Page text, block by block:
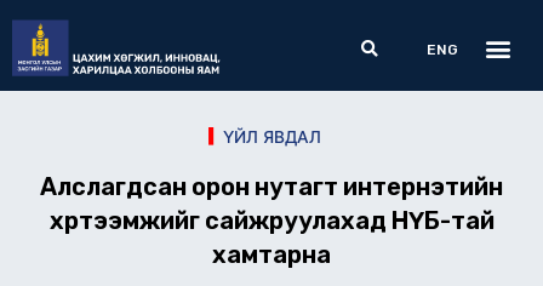
content
Search
ENG
ҮЙЛ ЯВДАЛ
Алслагдсан орон нутагт интернэтийн
хүртээмжийг сайжруулахад НҮБ-тай
хамтарна